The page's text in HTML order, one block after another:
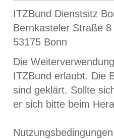
ITZBund Dienstsitz
Bernkasteler Straße 8
53175 Bonn
Die
ITZBund erlaubt. Die
sind geklärt. Sollte
er sich bitte beim